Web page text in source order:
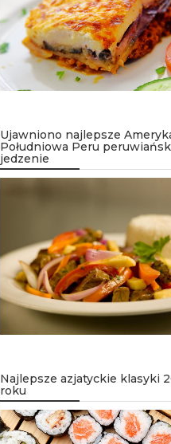
Ujawniono najlepsze
Południowa Peru
jedzenie
Najlepsze azjatyckie klasyki
roku